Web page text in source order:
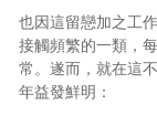
歷史區
關於Yilan
也因這留戀加之工
接觸頻繁的一類，
常。遂而，就在這
年益發鮮明：